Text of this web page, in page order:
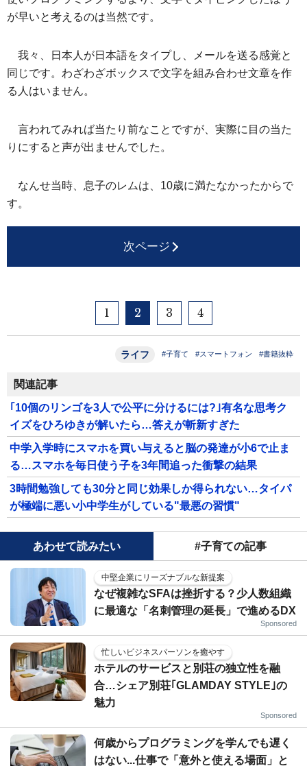
が早いと考えるのは当然です。
我々、日本人が日本語をタイプし、メールを送る感覚と
同じです。わざわざボックスで文字を組み合わせ文章を作
る人はいません。
言われてみれば当たり前なことですが、実際に目の当た
りにすると声が出ませんでした。
なんせ当時、息子のレムは、10歳に満たなかったからで
す。
次ページ
1 2 3 4
ライフ #子育て #スマートフォン #書籍抜粋
関連記事
｢10個のリンゴを3人で公平に分けるには?｣有名な思考ク
イズをひろゆきが解いたら…答えが斬新すぎた
中学入学時にスマホを買い与えると脳の発達が小6で止ま
る…スマホを毎日使う子を3年間追った衝撃の結果
3時間勉強しても30分と同じ効果しか得られない…タイパ
が極端に悪い小中学生がしている"最悪の習慣"
あわせて読みたい #子育ての記事
中堅企業にリーズナブルな新提案
なぜ複雑なSFAは挫折する？少人数組織
に最適な「名刺管理の延長」で進めるDX
Sponsored
忙しいビジネスパーソンを癒やす
ホテルのサービスと別荘の独立性を融
合…シェア別荘｢GLAMDAY STYLE｣の
魅力
Sponsored
何歳からプログラミングを学んでも遅く
はない...仕事で「意外と使える場面」と